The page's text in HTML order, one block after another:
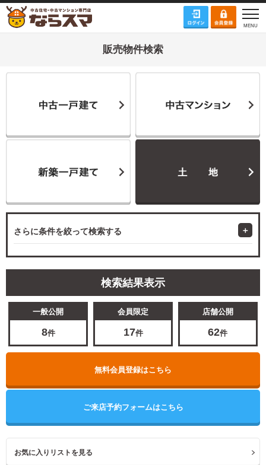
販売物件検索
さらに条件を絞って検索する
検索結果表示
一般公開
8件
会員限定
17件
店舗公開
62件
無料会員登録はこちら
ご来店予約フォームはこちら
お気に入りリストを見る